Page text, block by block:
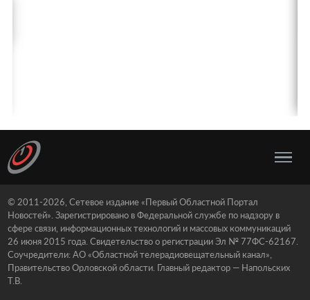
© 2011-2026, Сетевое издание «Первый Областной Портал
Новостей». Зарегистрировано в Федеральной службе по надзору в
сфере связи, информационных технологий и массовых коммуникаций
26 июня 2015 года. Свидетельство о регистрации Эл № 77ФС-62167.
Соучредители: АО «Областной телерадиовещательный канал»,
Правительство Орловской области. Главный редактор — Напольских
Т.В.